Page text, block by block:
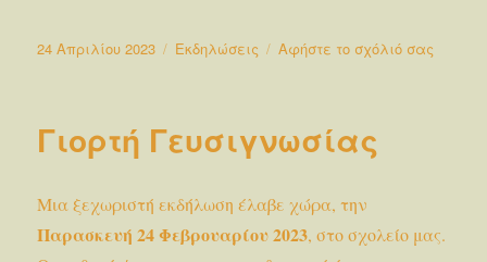
Δημοσιεύτηκε
24 Απριλίου 2023 Κατηγορίες
Εκδηλώσεις Αφήστε το σχόλιό σας
Γιορτή Γευσιγνωσίας
Μια ξεχωριστή εκδήλωση έλαβε χώρα, την
Παρασκευή 24 Φεβρουαρίου 2023, στο σχολείο μας.